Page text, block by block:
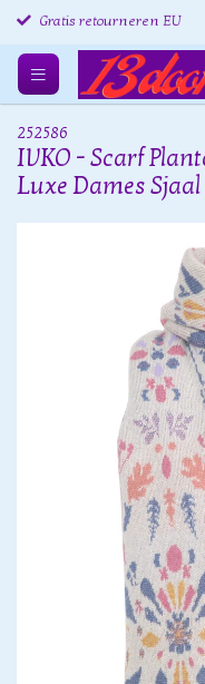
Gratis retourneren EU
252586
IVKO - Scarf
Luxe Dames